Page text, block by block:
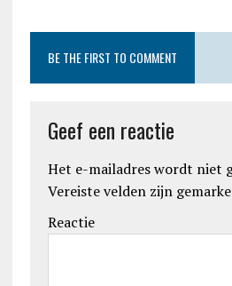
BE THE FIRST TO COMMENT
Geef een reactie
Het e-mailadres wordt niet
Vereiste velden zijn
Reactie